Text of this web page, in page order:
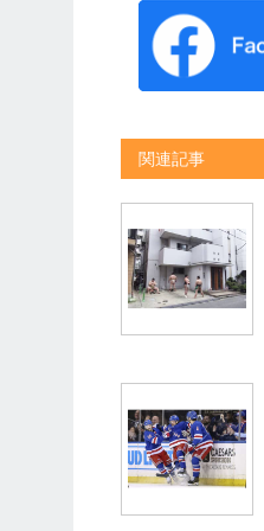
関連記事